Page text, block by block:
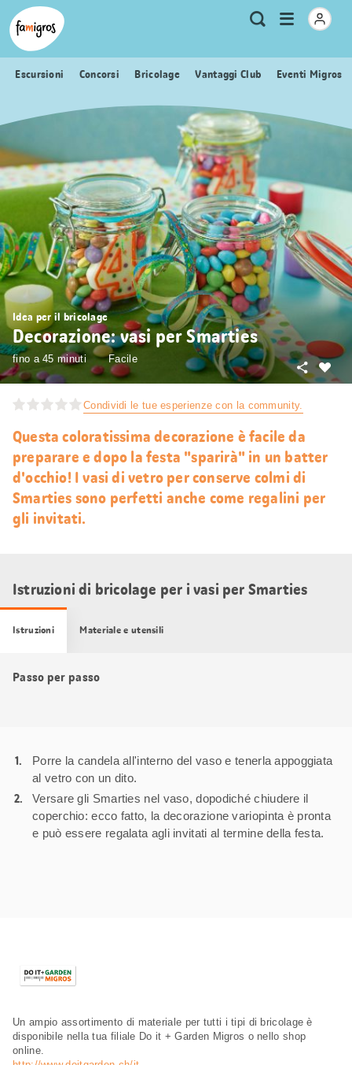
Navigazione
segnalibri
Header
Logo Metanavigazione
Ricerca
Apri
menu
Escursioni Concorsi Bricolage Vantaggi Club Eventi Migros
Condividi le tue esperienze con la community.
Idea per il bricolage
Decorazione: vasi per Smarties
fino a 45 minuti
Facile
Mi
Condividi
Questa coloratissima decorazione è facile da
preparare e dopo la festa "sparirà" in un batter
d'occhio! I vasi di vetro per conserve colmi di
Smarties sono perfetti anche come regalini per
gli invitati.
Istruzioni di bricolage per i vasi per Smarties
Istruzioni Materiale e utensili
Passo per passo
Porre la candela all'interno del vaso e tenerla appoggiata
al vetro con un dito.
Versare gli Smarties nel vaso, dopodiché chiudere il
coperchio: ecco fatto, la decorazione variopinta è pronta
e può essere regalata agli invitati al termine della festa.
Un ampio assortimento di materiale per tutti i tipi di bricolage è
disponibile nella tua filiale Do it + Garden Migros o nello shop
online.